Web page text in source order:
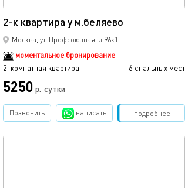
2-к квартира у м.беляево
Москва, ул.Профсоюзная, д.96к1
моментальное бронирование
2-комнатная квартира
6 спальных мест
5250 р. сутки
подробнее
Позвонить написать Забронировать